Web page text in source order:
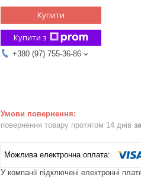
Купити
Купити з
+380 (97) 755-36-86
повернення товару протягом 14 днів
У компанії підключені електронні